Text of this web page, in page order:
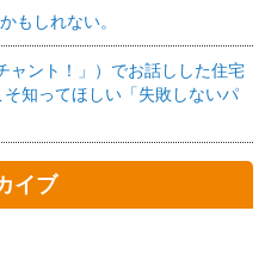
もしれない。
ャント！」）でお話しした住宅
知ってほしい「失敗しないパ
イブ